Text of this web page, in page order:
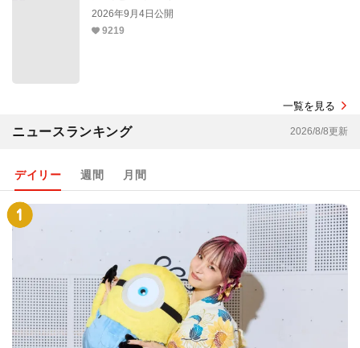
2026年9月4日公開
9219
一覧を見る
ニュースランキング 2026/8/8更新
デイリー 週間 月間